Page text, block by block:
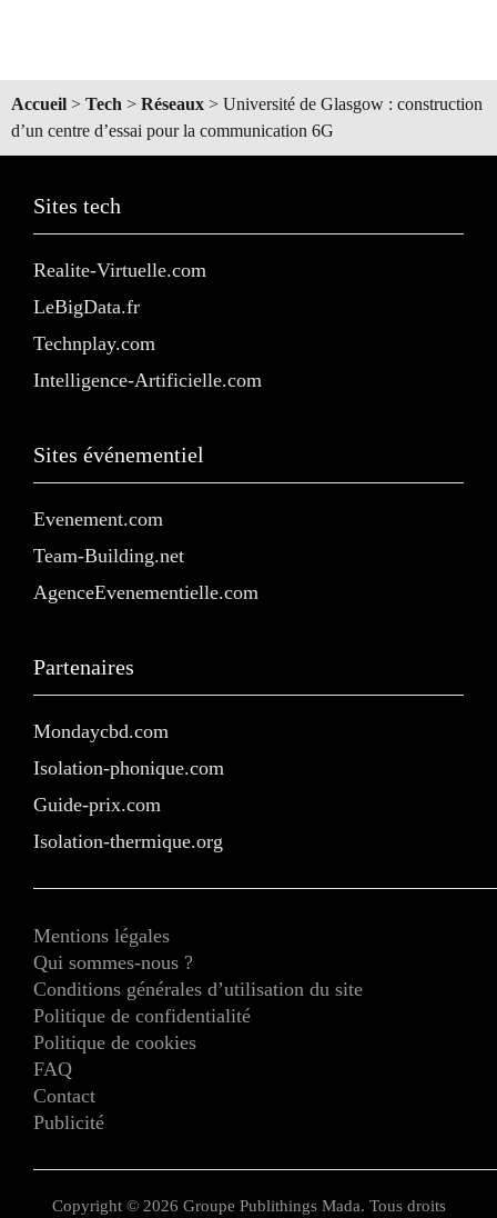
Accueil > Tech > Réseaux > Université de Glasgow : construction
d’un centre d’essai pour la communication 6G
Sites tech
Realite-Virtuelle.com
LeBigData.fr
Technplay.com
Intelligence-Artificielle.com
Sites événementiel
Evenement.com
Team-Building.net
AgenceEvenementielle.com
Partenaires
Mondaycbd.com
Isolation-phonique.com
Guide-prix.com
Isolation-thermique.org
Mentions légales
Qui sommes-nous ?
Conditions générales d’utilisation du site
Politique de confidentialité
Politique de cookies
FAQ
Contact
Publicité
Copyright © 2026 Groupe Publithings Mada. Tous droits